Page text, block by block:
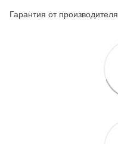
Гарантия от производителя